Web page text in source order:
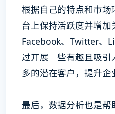
根据自己的特点和市场
台上保持活跃度并增加
Facebook、Twitter、
过开展一些有趣且吸引
多的潜在客户，提升企
最后，数据分析也是帮